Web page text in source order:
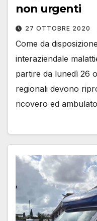
non urgenti
27 OTTOBRE 2020
Come da
interaziendale
partire da lunedì 26
regionali devono
ricovero ed